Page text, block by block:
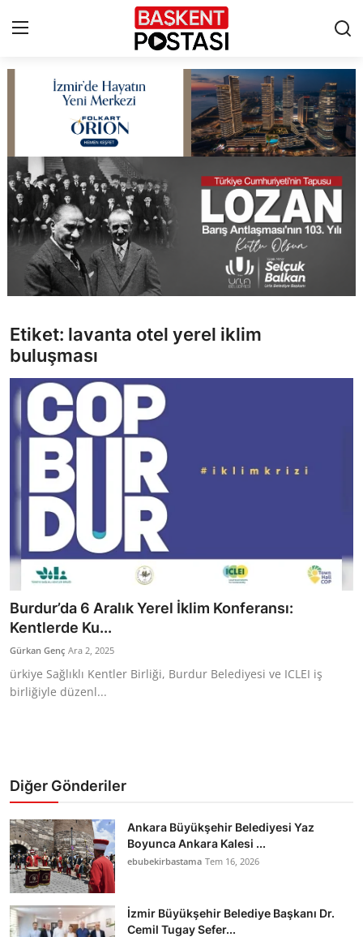
Çerez Politikası
Künye
Ankara
TBMM
Cumhurbaşkanlığı
Bakanlıklar
Siyasi Partiler
Mülki İdare
Toplum ve Yaşam
Sivil Toplum Kuruluşları
Kamu Kurumları ve Üst Kurullar
Resmi Reklamlar
Etiket: lavanta otel yerel iklim
buluşması
Burdur’da 6 Aralık Yerel İklim Konferansı:
Kentlerde Ku...
Gürkan Genç Ara 2, 2025
ürkiye Sağlıklı Kentler Birliği, Burdur Belediyesi ve ICLEI iş
birliğiyle düzenl...
Diğer Gönderiler
Ankara Büyükşehir Belediyesi Yaz
Boyunca Ankara Kalesi ...
ebubekirbastama Tem 16, 2026
İzmir Büyükşehir Belediye Başkanı Dr.
Cemil Tugay Sefer...